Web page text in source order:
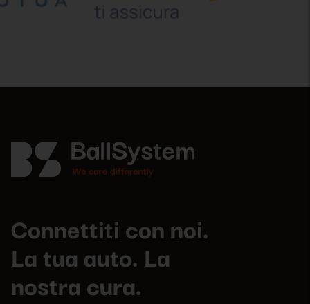
Connettiti con noi.
La tua auto. La
nostra cura.